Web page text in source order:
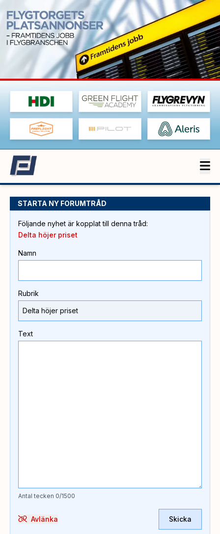
STARTA NY FORUMTRÅD
Följande nyhet är kopplat till denna tråd:
Delta höjer priset
Namn
Rubrik
Text
Antal tecken 0/1500
Avlänka Skicka